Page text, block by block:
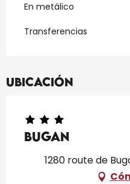
En metálico
Transferencias
Ubicación
Bugan
1280 route de